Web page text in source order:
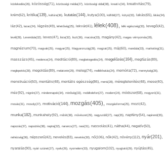
közlekedés(26), közösség(71), közösségi média(27), közösségi oldal(38), kreatív(34), kreativitás(79),
krém(62), kritika(139), kultúra(36), kutatás(144), kutya(100), külföld(27), kütyü(33), lakás(65), látás(34),
láz(42), lazac(24), légzés(49), lehetőség(25), lekvár(41), lélek(408), lelki egészség(33), levegő(42),
levél(28), Levendula(32), leves(47), lista(32), liszt(36), macska(33), magány(42), magas vérnyomás(28),
magnézium(70), magvak(25), magyar(25), Magyarország(28), magzat(25), máj(60), mandula(33), marketing(31),
masszázs(45), medence(24), meditáció(89), megbetegedés(24), megelőzés(164), megfázás(89),
meglepetés(28), megoldás(89), melatonin(29), meleg(74), mellékhatás(24), memória(72), mennyiség(26),
menstruáció(50), mentális(48), mentális egészség(86), menü(28), méregtelenítés(48), mese(40),
méz(92), migrén(27), mindennapok(34), minőség(33), mobiltelefon(27), modern(24), módszer(68), mogyoró(31),
mosás(31), mosoly(27), motiváció(144), mozgás(405), mozgásforma(25), mozi(42),
munka(182), munkahely(92), műtét(38), művészet(29), nagyszülő(27), nap(35), napfény(54), napirend(35),
napozás(37), napsütés(38), naptej(32), narancs(27), nasi(31), nassolás(41), nátha(44), negatív(50),
nehézség(36), népszerű(42), nevelés(83), nevetés(30), nő(106), nők(42), növény(112), nyár(201),
nyaralás(90), nyári szünet(27), nyelv(26), nyomelem(33), nyugalom(102), nyugtató(29), nyújtás(45),